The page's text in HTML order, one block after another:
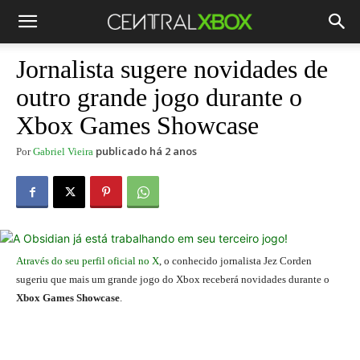
Jornalista sugere novidades de
outro grande jogo durante o
Xbox Games Showcase
Por Gabriel Vieira publicado há 2 anos
Através do seu perfil oficial no X, o conhecido jornalista Jez Corden
sugeriu que mais um grande jogo do Xbox receberá novidades durante o
Xbox Games Showcase.